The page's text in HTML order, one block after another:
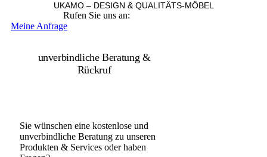
UKAMO – DESIGN & QUALITÄTS-MÖBEL
Rufen Sie uns an:
Meine Anfrage
unverbindliche Beratung &
Rückruf
Sie wünschen eine kostenlose und
unverbindliche Beratung zu unseren
Produkten & Services oder haben